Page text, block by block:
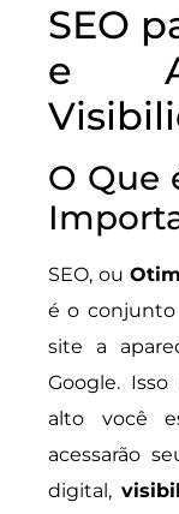
SEO
e
O Que
SEO, ou
é o conjunto
site a
Google.
alto você
acessarão
digital,